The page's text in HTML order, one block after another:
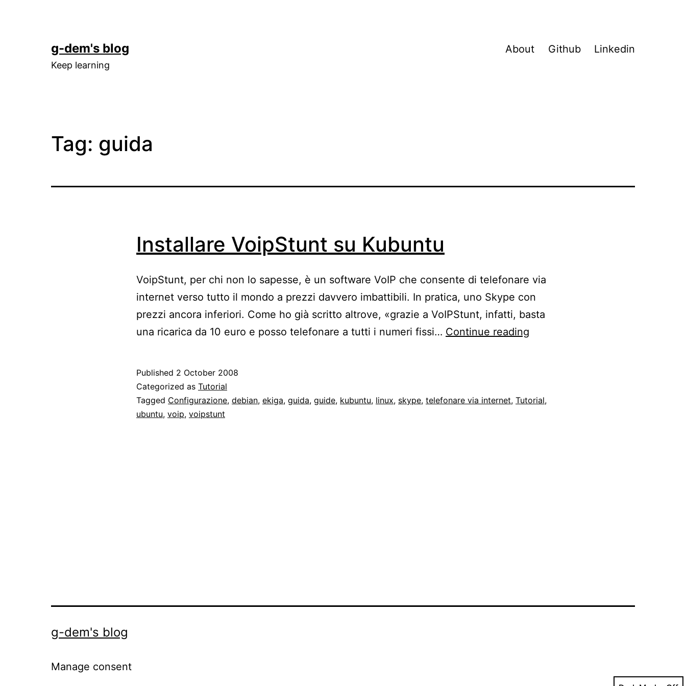
g-dem's blog
Keep learning
About Github Linkedin
Tag: guida
Installare VoipStunt su Kubuntu
VoipStunt, per chi non lo sapesse, è un software VoIP che consente di telefonare via
internet verso tutto il mondo a prezzi davvero imbattibili. In pratica, uno Skype con
prezzi ancora inferiori. Come ho già scritto altrove, «grazie a VoIPStunt, infatti, basta
una ricarica da 10 euro e posso telefonare a tutti i numeri fissi… Continue reading
Published 2 October 2008
Categorized as Tutorial
Tagged Configurazione, debian, ekiga, guida, guide, kubuntu, linux, skype, telefonare via internet, Tutorial,
ubuntu, voip, voipstunt
g-dem's blog
Manage consent